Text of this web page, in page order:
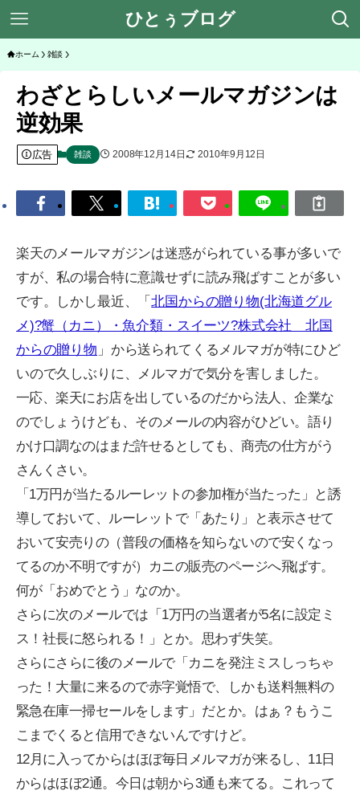
ひとぅブログ
ホーム 雑談
わざとらしいメールマガジンは
逆効果
広告 雑談 2008年12月14日 2010年9月12日
楽天のメールマガジンは迷惑がられている事が多いで
すが、私の場合特に意識せずに読み飛ばすことが多い
です。しかし最近、「北国からの贈り物(北海道グル
メ)?蟹（カニ）・魚介類・スイーツ?株式会社 北国
からの贈り物 」から送られてくるメルマガが特にひど
いので久しぶりに、メルマガで気分を害しました。
一応、楽天にお店を出しているのだから法人、企業な
のでしょうけども、そのメールの内容がひどい。語り
かけ口調なのはまだ許せるとしても、商売の仕方がう
さんくさい。
「1万円が当たるルーレットの参加権が当たった」と誘
導しておいて、ルーレットで「あたり」と表示させて
おいて安売りの（普段の価格を知らないので安くなっ
てるのか不明ですが）カニの販売のページへ飛ばす。
何が「おめでとう」なのか。
さらに次のメールでは「1万円の当選者が5名に設定ミ
ス！社長に怒られる！」とか。思わず失笑。
さらにさらに後のメールで「カニを発注ミスしっちゃ
った！大量に来るので赤字覚悟で、しかも送料無料の
緊急在庫一掃セールをします」だとか。はぁ？もうこ
こまでくると信用できないんですけど。
12月に入ってからはほぼ毎日メルマガが来るし、11日
からはほぼ2通。今日は朝から3通も来てる。これって